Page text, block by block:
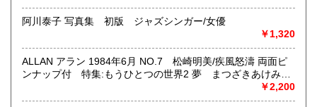
CD・ビデオ・DVD・LD
東京近郊出張買取していますのでお気軽にご相談ください。
沿線名：地下鉄(三田線、新宿線、半蔵門線) JR(中央・総武
阿川泰子 写真集 初版 ジャズシンガー/女優
￥1,320
ALLAN アラン 1984年6月 NO.7 松崎明美/疾風怒濤 両面ピ
ンナップ付 特集:もうひとつの世界2 夢 まつざきあけみ・
木村べん 他 少女のための耽美派マガジン 隔月刊 耽美系
￥2,200